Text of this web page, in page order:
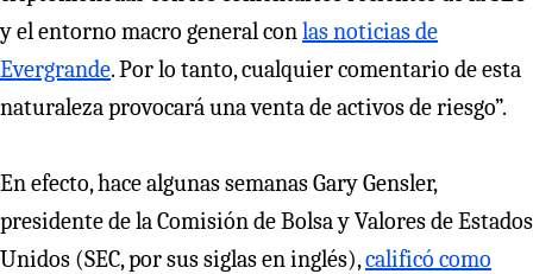
y el entorno macro general con las noticias de
Evergrande. Por lo tanto, cualquier comentario de esta
naturaleza provocará una venta de activos de riesgo”.
En efecto, hace algunas semanas Gary Gensler,
presidente de la Comisión de Bolsa y Valores de Estados
Unidos (SEC, por sus siglas en inglés),calificó como